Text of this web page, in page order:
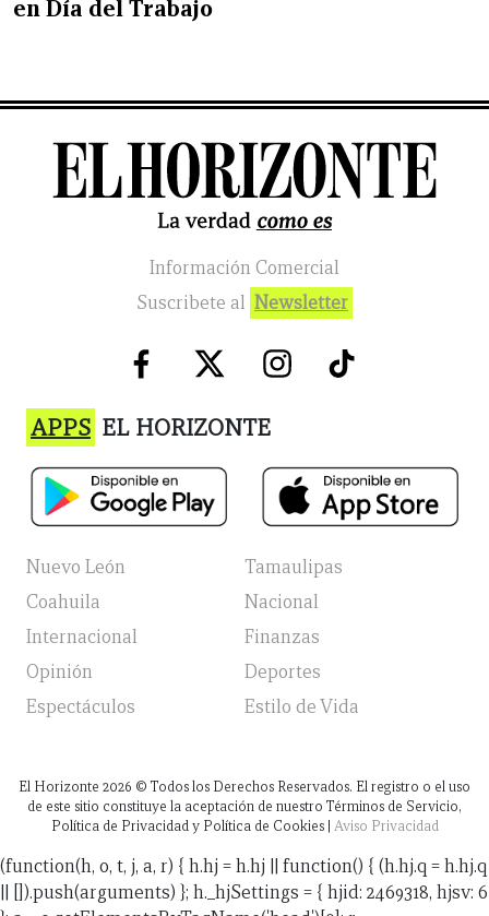
en Día del Trabajo
Información Comercial
Suscribete al Newsletter
APPS EL HORIZONTE
Nuevo León
Tamaulipas
Coahuila
Nacional
Internacional
Finanzas
Opinión
Deportes
Espectáculos
Estilo de Vida
El Horizonte 2026 © Todos los Derechos Reservados. El registro o el uso
de este sitio constituye la aceptación de nuestro Términos de Servicio,
Política de Privacidad y Política de Cookies | Aviso Privacidad
(function(h, o, t, j, a, r) { h.hj = h.hj || function() { (h.hj.q = h.hj.q
|| []).push(arguments) }; h._hjSettings = { hjid: 2469318, hjsv: 6